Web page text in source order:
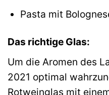
Pasta mit
Das richtige Glas:
Um die Aromen des
2021 optimal
Rotweinglas mit